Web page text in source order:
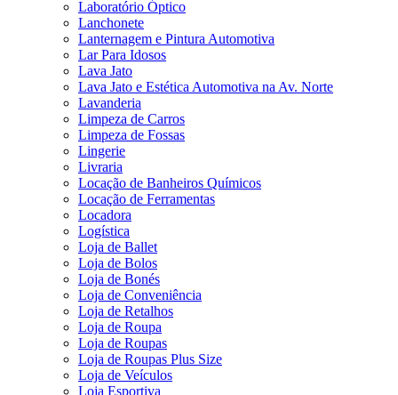
Laboratório Óptico
Lanchonete
Lanternagem e Pintura Automotiva
Lar Para Idosos
Lava Jato
Lava Jato e Estética Automotiva na Av. Norte
Lavanderia
Limpeza de Carros
Limpeza de Fossas
Lingerie
Livraria
Locação de Banheiros Químicos
Locação de Ferramentas
Locadora
Logística
Loja de Ballet
Loja de Bolos
Loja de Bonés
Loja de Conveniência
Loja de Retalhos
Loja de Roupa
Loja de Roupas
Loja de Roupas Plus Size
Loja de Veículos
Loja Esportiva